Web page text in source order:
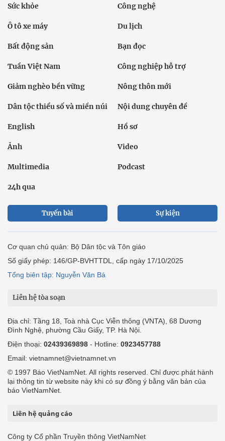
Sức khỏe Công nghệ
Ô tô xe máy Du lịch
Bất động sản Bạn đọc
Tuần Việt Nam Công nghiệp hỗ trợ
Giảm nghèo bền vững Nông thôn mới
Dân tộc thiểu số và miền núi Nội dung chuyên đề
English Hồ sơ
Ảnh Video
Multimedia Podcast
24h qua
Tuyến bài Sự kiện
Cơ quan chủ quản: Bộ Dân tộc và Tôn giáo
Số giấy phép: 146/GP-BVHTTDL, cấp ngày 17/10/2025
Tổng biên tập: Nguyễn Văn Bá
Liên hệ tòa soạn
Địa chỉ: Tầng 18, Toà nhà Cục Viễn thông (VNTA), 68 Dương
Đình Nghệ, phường Cầu Giấy, TP. Hà Nội.
Điện thoại: 02439369898 - Hotline: 0923457788
Email: vietnamnet@vietnamnet.vn
© 1997 Báo VietNamNet. All rights reserved. Chỉ được phát hành
lại thông tin từ website này khi có sự đồng ý bằng văn bản của
báo VietNamNet.
Liên hệ quảng cáo
Công ty Cổ phần Truyền thông VietNamNet